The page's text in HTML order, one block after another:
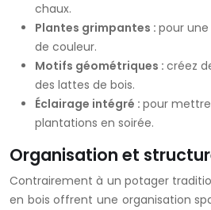
chaux.
Plantes grimpantes : pour
de couleur.
Motifs géométriques : créez
des lattes de bois.
Éclairage intégré : pour
plantations en soirée.
Organisation et
Contrairement à un potager
en bois offrent une organisation